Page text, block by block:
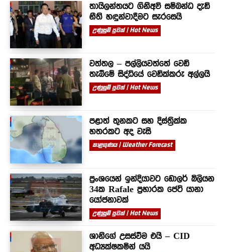
තායිලන්තයට ගිනිඅවි සම්බන්ධ දැඩි
නීති හඳුන්වාදීමට සැරසෙයි
උණුසුම් පුවත් | Hot News
වත්තල – පල්ලියවත්තේ වෙඩි
තැබීමේ සිද්ධියේ වෙඩික්කරු අල්ලයි
උණුසුම් පුවත් | Hot News
පළාත් තුනකට සහ දිස්ත්‍රික්ක
හතරකට අද වැසි
කාළගුණය | Weather Forecast
ප්‍රංශයෙන් ඉන්දියාවට ඩොලර් බිලියන
34ක Rafale ප්‍රහාරක ජෙට් යානා
යෝජනාවක්
උණුසුම් පුවත් | Hot News
ශානිගේ උසස්වීම එයි – CID
අධ්‍යක්ෂකමින් යයි